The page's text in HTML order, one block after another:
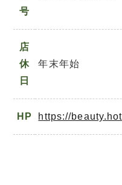
号
店
休
日
年末年始
HP https://